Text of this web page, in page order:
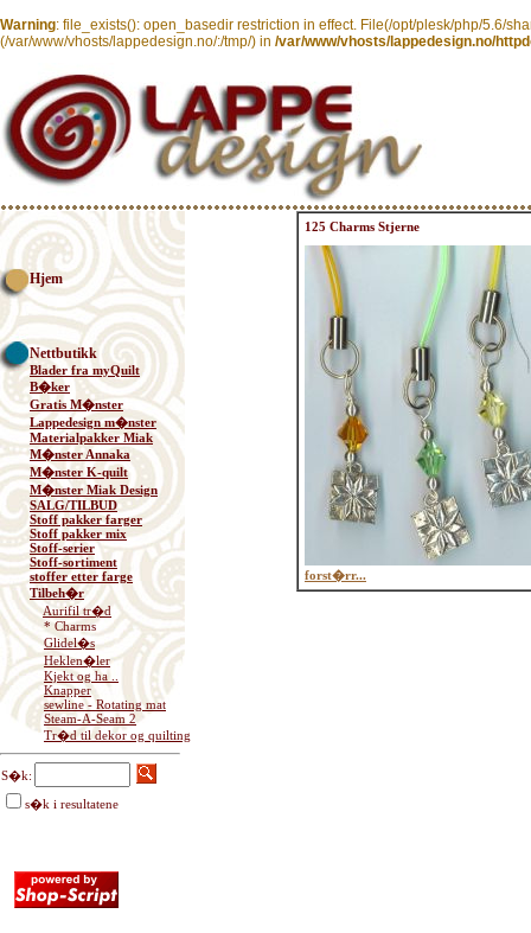
Warning: file_exists(): open_basedir restriction in effect. File(/opt/plesk/php/5.6/
(/var/www/vhosts/lappedesign.no/:/tmp/) in /var/www/vhosts/lappedesign.no/
Hjem
Nettbutikk
Blader fra myQuilt
B�ker
Gratis M�nster
Lappedesign m�nster
Materialpakker Miak
M�nster Annaka
M�nster K-quilt
M�nster Miak Design
SALG/TILBUD
Stoff pakker farger
Stoff pakker mix
Stoff-serier
Stoff-sortiment
stoffer etter farge
Tilbeh�r
Aurifil tr�d
* Charms
Glidel�s
Heklen�ler
Kjekt og ha ..
Knapper
sewline - Rotating mat
Steam-A-Seam 2
Tr�d til dekor og quilting
S�k:
s�k i resultatene
125 Charms Stjerne
forst�rr...